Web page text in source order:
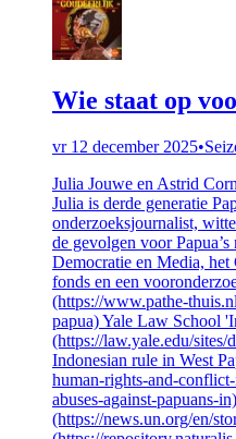
Wie staat op
vr 12 december 2025•
Julia Jouwe en Astrid
Julia is derde generatie
onderzoeksjournalist,
de gevolgen voor
Democratie en Media,
fonds en een
(https://www.pathe-
papua) Yale Law School
(https://law.yale.edu/
Indonesian rule in West
human-rights-and-
abuses-against-papuans-
(https://news.un.org/en/